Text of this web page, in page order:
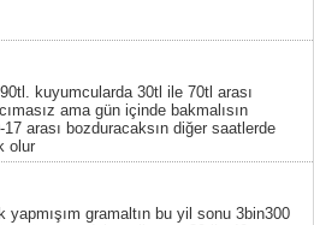
kuyumcularda 30tl ile 70tl arası
ama gün içinde bakmalısın
arası bozduracaksın diğer saatlerde
olur
gramaltın bu yil sonu 3bin300